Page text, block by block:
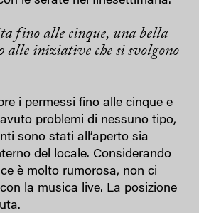
fino alle cinque, una bella
alle iniziative che si svolgono
i permessi fino alle cinque e
problemi di nessuno tipo,
sono stati all’aperto sia
del locale. Considerando
è molto rumorosa, non ci
la musica live. La posizione